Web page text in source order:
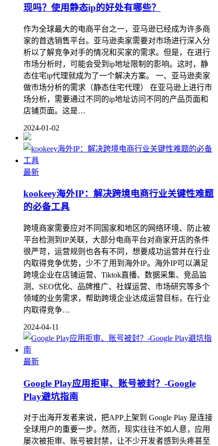
现吗？使用静态ip的好处有哪些？
作为全球最大的电商平台之一，亚马逊已经成为许多商
家的首选销售平台。亚马逊卖家需要对市场进行深入分
析以了解竞争对手的情况和买家的需求。但是，在进行
市场分析时，可能会受到ip地址限制的影响。这时，静
态住宅ip代理就成为了一个解决方案。 一、亚马逊卖家
做市场分析的需求（静态住宅代理） 在亚马逊上进行市
场分析，需要通过不同的ip地址访问不同的产品页面和
店铺页面。这是…
2024-01-02
最新
kookeey海外IP：解决跨境电商行业关键性难题
的必备工具
跨境商家需要应对不同国家和地区的网络环境、防止被
平台检测到IP关联，大部分电商平台对商家开店的条件
很严苛，运营规则也各有不同，想要成功运营并在行业
内取得竞争优势，少不了用到海外IP。海外IP可以满足
跨境企业在店铺运营、Tiktok直播、数据采集、竞品监
测、SEO优化、品牌推广、社媒运营、市场研究等多个
领域的业务需求，帮助跨境企业达成运营目标，在行业
内取得竞争…
2024-04-11
最新
Google Play应用拒审、账号被封？-Google
Play避坑指南
对于出海开发者来说，把APP上架到 Google Play 是连接
全球用户的重要一步。然而，现实往往不如人意，应用
屡次被拒审、账号被封禁，让不少开发者感到头疼甚至